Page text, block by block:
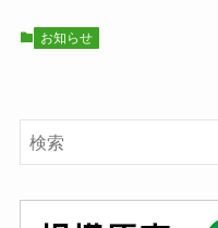
お知らせ